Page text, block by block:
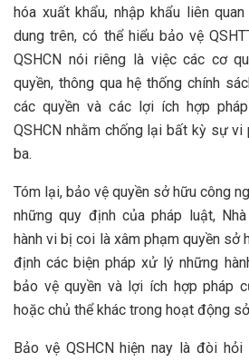
hóa xuất khẩu, nhập khẩu liên
dung trên, có thể hiểu bảo vệ
QSHCN nói riêng là việc các cơ
quyền, thông qua hệ thống chính
các quyền và các lợi ích hợp
QSHCN nhằm chống lại bất kỳ sự vi
ba.
Tóm lại, bảo vệ quyền sở hữu công
những quy định của pháp luật,
hành vi bị coi là xâm phạm quyền sở
định các biện pháp xử lý những
bảo vệ quyền và lợi ích hợp pháp
hoặc chủ thể khác trong hoạt động
Bảo vệ QSHCN hiện nay là đòi hỏi